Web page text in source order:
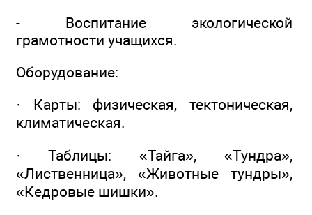
- Воспитание экологической
грамотности учащихся.
Оборудование:
· Карты: физическая, тектоническая,
климатическая.
· Таблицы: «Тайга», «Тундра»,
«Лиственница», «Животные тундры»,
«Кедровые шишки».